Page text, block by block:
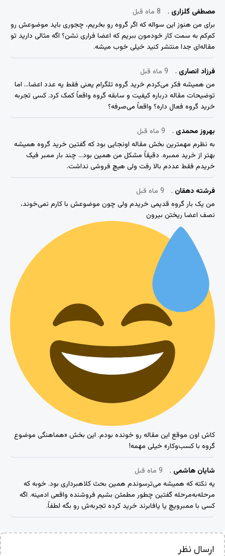
مصطفی گلزاری
8 ماه قبل
برای من هنوز این سواله که اگر گروه رو بخریم، چجوری باید موضوعش رو
کم‌کم به سمت کار خودمون ببریم که اعضا فراری نشن؟ اگه مثالی دارید تو
مقاله‌ای جدا منتشر کنید خیلی خوب میشه.
فرزاد انصاری
9 ماه قبل
من همیشه فکر می‌کردم خرید گروه تلگرام یعنی فقط یه عدد اعضا… اما
توضیحات مقاله درباره کیفیت و سابقه گروه واقعاً کمک کرد. کسی تجربه
خرید گروه فعال داره؟ واقعاً می‌صرفه؟
بهروز محمدی
9 ماه قبل
به نظرم مهمترین بخش مقاله اونجایی بود که گفتین خرید گروه همیشه
بهتر از خرید ممبره. دقیقاً مشکل من همین بود… چند بار ممبر فیک
خریدم فقط عددم بالا رفت ولی هیچ فروشی نداشت.
فرشته دهقان
9 ماه قبل
من یک بار گروه قدیمی خریدم ولی چون موضوعش با کارم نمی‌خوند،
نصف اعضا ریختن بیرون
کاش اون موقع این مقاله رو خونده بودم. این بخش «هماهنگی موضوع
گروه با کسب‌وکار» خیلی مهمه!
شایان هاشمی
9 ماه قبل
یه نکته که همیشه می‌ترسوندم همین بحث کلاهبرداری بود. خوبه که
مرحله‌به‌مرحله گفتین چطور مطمئن بشیم فروشنده واقعی ادمینه. اگه
کسی با ممبرویچ یا یافابرند خرید کرده تجربه‌ش رو بگه لطفاً.
ارسال نظر